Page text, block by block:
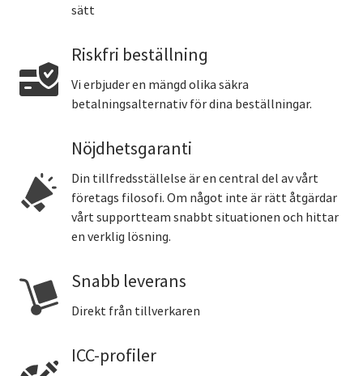
sätt
Riskfri beställning
Vi erbjuder en mängd olika säkra
betalningsalternativ för dina beställningar.
Nöjdhetsgaranti
Din tillfredsställelse är en central del av vårt
företags filosofi. Om något inte är rätt åtgärdar
vårt supportteam snabbt situationen och hittar
en verklig lösning.
Snabb leverans
Direkt från tillverkaren
ICC-profiler